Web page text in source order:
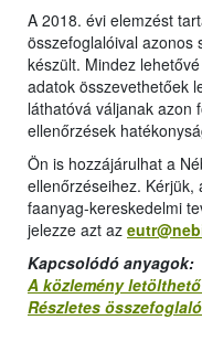
A 2018. évi elemzést
összefoglalóival azonos
készült. Mindez
adatok összevethetőek
láthatóvá váljanak azon
ellenőrzések
Ön is hozzájárulhat a
ellenőrzéseihez. Kérjük,
faanyag-kereskedelmi
jelezze azt az
Kapcsolódó anyagok:
A közlemény
Részletes összefoglaló